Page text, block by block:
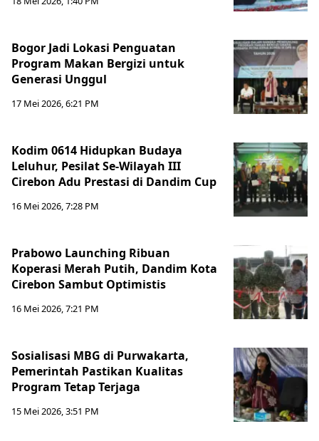
Bogor Jadi Lokasi Penguatan
Program Makan Bergizi untuk
Generasi Unggul
17 Mei 2026, 6:21 PM
Kodim 0614 Hidupkan Budaya
Leluhur, Pesilat Se-Wilayah III
Cirebon Adu Prestasi di Dandim Cup
16 Mei 2026, 7:28 PM
Prabowo Launching Ribuan
Koperasi Merah Putih, Dandim Kota
Cirebon Sambut Optimistis
16 Mei 2026, 7:21 PM
Sosialisasi MBG di Purwakarta,
Pemerintah Pastikan Kualitas
Program Tetap Terjaga
15 Mei 2026, 3:51 PM